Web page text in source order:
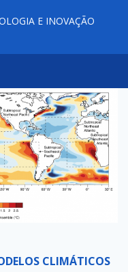
E INOVAÇÃO
CLIMÁTICOS